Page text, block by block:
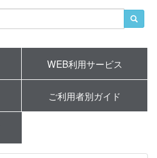
WEB利用サービス
ご利用者別ガイド